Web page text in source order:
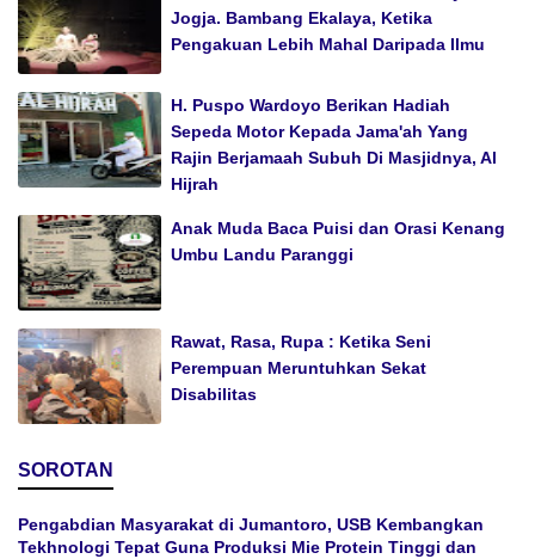
Jogja. Bambang Ekalaya, Ketika
Pengakuan Lebih Mahal Daripada Ilmu
H. Puspo Wardoyo Berikan Hadiah
Sepeda Motor Kepada Jama'ah Yang
Rajin Berjamaah Subuh Di Masjidnya, Al
Hijrah
Anak Muda Baca Puisi dan Orasi Kenang
Umbu Landu Paranggi
Rawat, Rasa, Rupa : Ketika Seni
Perempuan Meruntuhkan Sekat
Disabilitas
SOROTAN
Pengabdian Masyarakat di Jumantoro, USB Kembangkan
Tekhnologi Tepat Guna Produksi Mie Protein Tinggi dan